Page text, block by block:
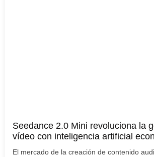
Seedance 2.0 Mini revoluciona la
vídeo con inteligencia artificial
El mercado de la creación de contenido